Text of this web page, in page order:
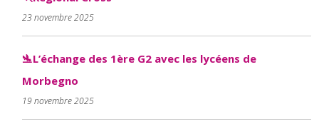
23 novembre 2025
🛬L’échange des 1ère G2 avec les lycéens de
Morbegno
19 novembre 2025